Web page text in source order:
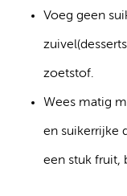
Voeg geen
zoetstof.
Wees matig
en suikerrijke
een stuk fruit,